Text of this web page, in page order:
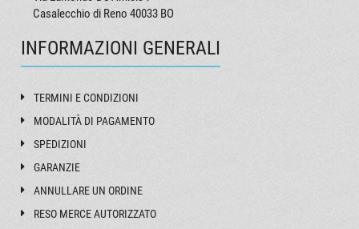
Casalecchio di Reno 40033 BO
INFORMAZIONI GENERALI
TERMINI E CONDIZIONI
MODALITÀ DI PAGAMENTO
SPEDIZIONI
GARANZIE
ANNULLARE UN ORDINE
RESO MERCE AUTORIZZATO